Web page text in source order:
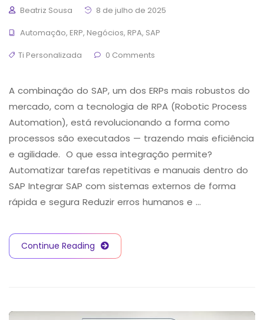
Beatriz Sousa
8 de julho de 2025
Automação, ERP, Negócios, RPA, SAP
Ti Personalizada
0 Comments
A combinação do SAP, um dos ERPs mais robustos do
mercado, com a tecnologia de RPA (Robotic Process
Automation), está revolucionando a forma como
processos são executados — trazendo mais eficiência
e agilidade. O que essa integração permite?
Automatizar tarefas repetitivas e manuais dentro do
SAP Integrar SAP com sistemas externos de forma
rápida e segura Reduzir erros humanos e …
Continue Reading